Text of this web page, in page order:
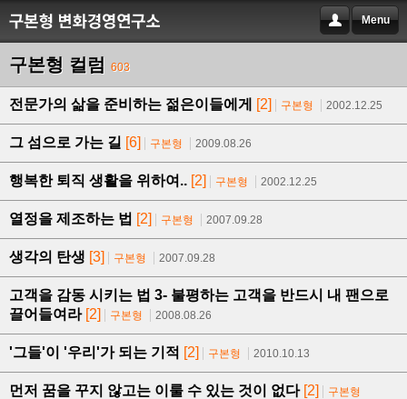
Menu
구본형 컬럼 603
전문가의 삶을 준비하는 젊은이들에게 [2] 구본형 2002.12.25
그 섬으로 가는 길 [6] 구본형 2009.08.26
행복한 퇴직 생활을 위하여.. [2] 구본형 2002.12.25
열정을 제조하는 법 [2] 구본형 2007.09.28
생각의 탄생 [3] 구본형 2007.09.28
고객을 감동 시키는 법 3- 불평하는 고객을 반드시 내 팬으로
끌어들여라 [2] 구본형 2008.08.26
'그들'이 '우리'가 되는 기적 [2] 구본형 2010.10.13
먼저 꿈을 꾸지 않고는 이룰 수 있는 것이 없다 [2]
구본형